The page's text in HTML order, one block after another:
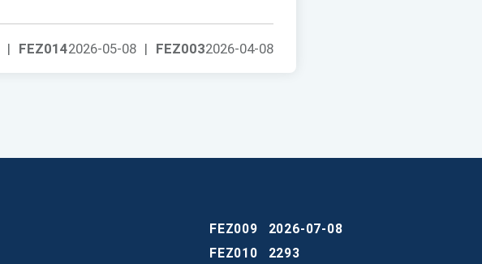
FEZ0032026-04-08
FEZ0142026-05-08 |
|
FEZ009
2026-07-08
FEZ010
2293